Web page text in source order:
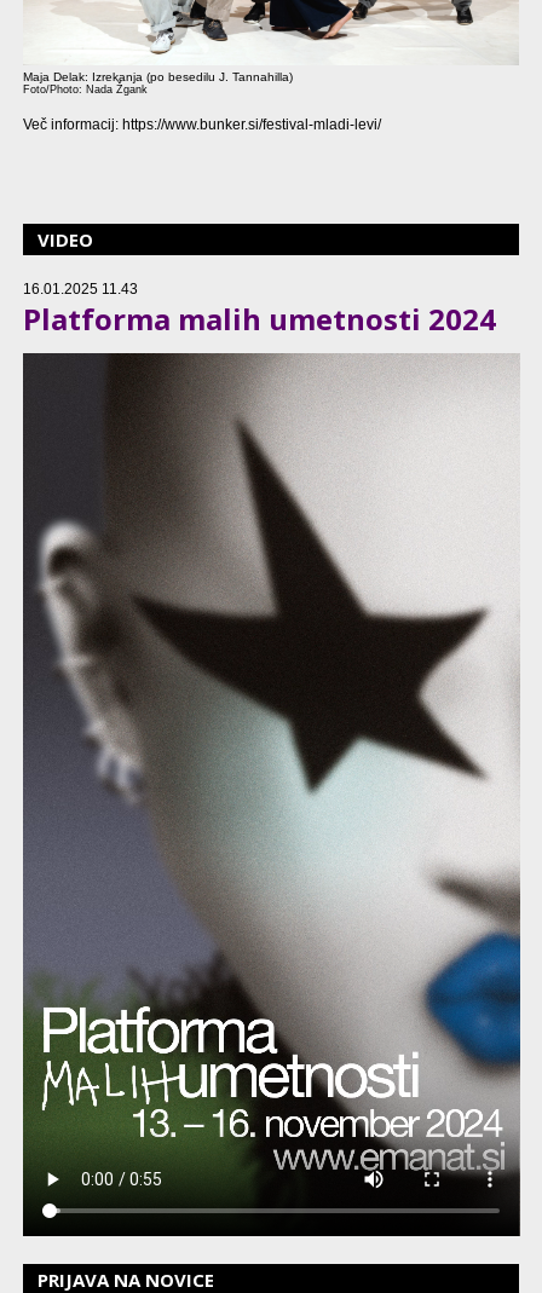
Maja Delak: Izrekanja (po besedilu J. Tannahilla)
Foto/Photo: Nada Žgank
Več informacij: https://www.bunker.si/festival-mladi-levi/
VIDEO
16.01.2025 11.43
Platforma malih umetnosti 2024
PRIJAVA NA NOVICE